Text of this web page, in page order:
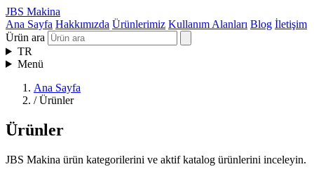
JBS Makina
Ana Sayfa Hakkımızda Ürünlerimiz Kullanım Alanları Blog İletişim
Ürün ara
TR
Menü
Ana Sayfa
/ Ürünler
Ürünler
JBS Makina ürün kategorilerini ve aktif katalog ürünlerini inceleyin.